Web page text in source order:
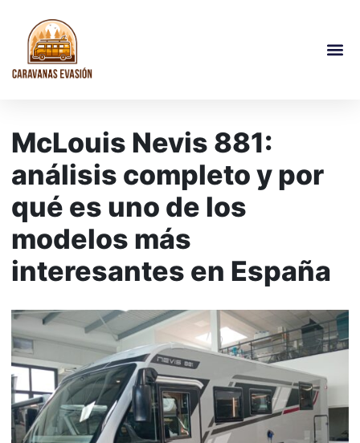
McLouis Nevis 881:
análisis completo y por
qué es uno de los
modelos más
interesantes en España